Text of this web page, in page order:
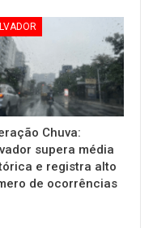
Chuva:
supera média
e registra alto
de ocorrências